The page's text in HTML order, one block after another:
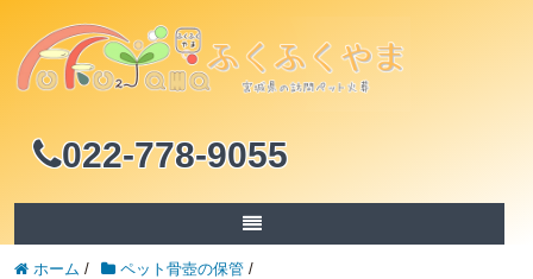
022-778-9055
ホーム / ペット骨壺の保管 /